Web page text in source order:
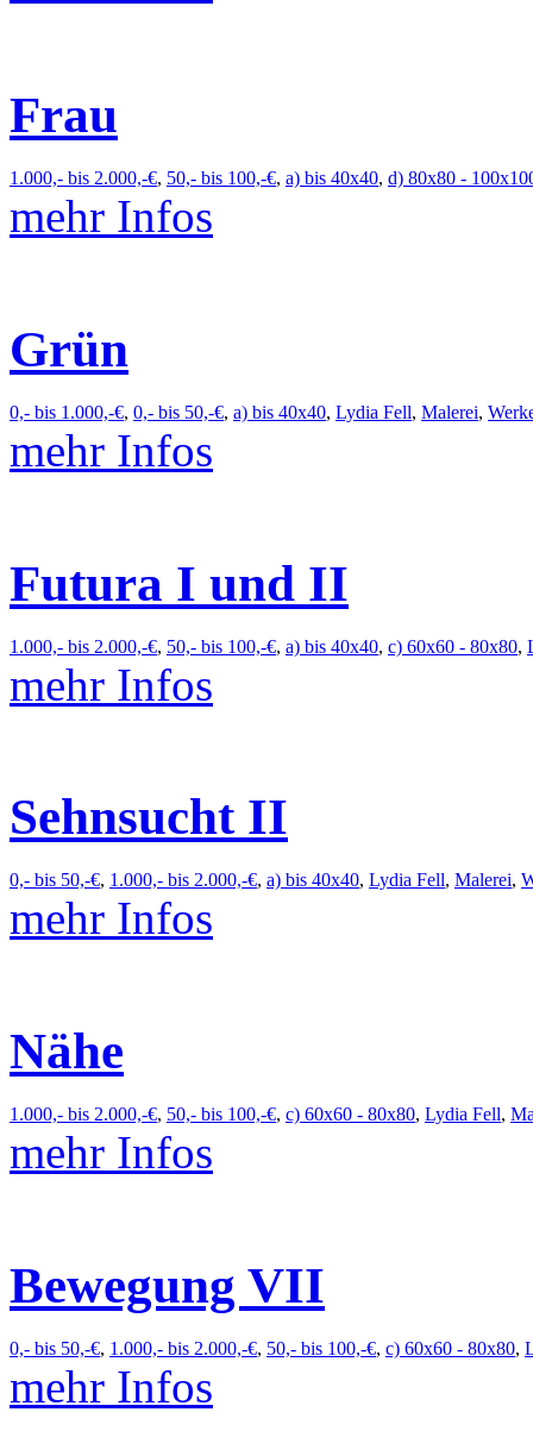
Frau
1.000,- bis 2.000,-€, 50,- bis 100,-€, a) bis 40x40, d) 80x80 -
mehr Infos
Grün
0,- bis 1.000,-€, 0,- bis 50,-€, a) bis 40x40, Lydia Fell, Malerei,
mehr Infos
Futura I und II
1.000,- bis 2.000,-€, 50,- bis 100,-€, a) bis 40x40, c) 60x60 - 80x80,
mehr Infos
Sehnsucht II
0,- bis 50,-€, 1.000,- bis 2.000,-€, a) bis 40x40, Lydia Fell, Malerei,
mehr Infos
Nähe
1.000,- bis 2.000,-€, 50,- bis 100,-€, c) 60x60 - 80x80, Lydia Fell,
mehr Infos
Bewegung VII
0,- bis 50,-€, 1.000,- bis 2.000,-€, 50,- bis 100,-€, c) 60x60 - 80x80,
mehr Infos